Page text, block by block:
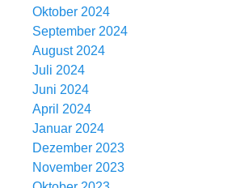
Oktober 2024
September 2024
August 2024
Juli 2024
Juni 2024
April 2024
Januar 2024
Dezember 2023
November 2023